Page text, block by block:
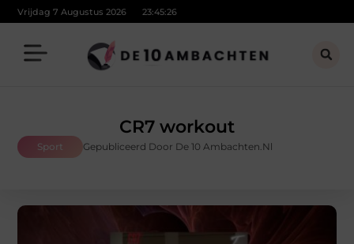
Vrijdag 7 Augustus 2026 23:45:27
CR7 workout
Sport Gepubliceerd Door De 10 Ambachten.nl